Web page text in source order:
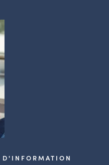
D'INFORMATION